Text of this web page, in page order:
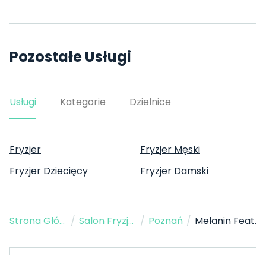
Pozostałe Usługi
Usługi Kategorie Dzielnice
Fryzjer
Fryzjer Męski
Fryzjer Dziecięcy
Fryzjer Damski
Strona Główna / Salon Fryzjerski / Poznań / Melanin Feat.